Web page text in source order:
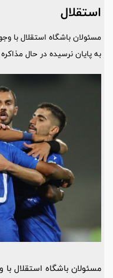
استقلال
مسئولان باشگاه استقلال با
به پایان نرسیده در حال
مسئولان باشگاه استقلال